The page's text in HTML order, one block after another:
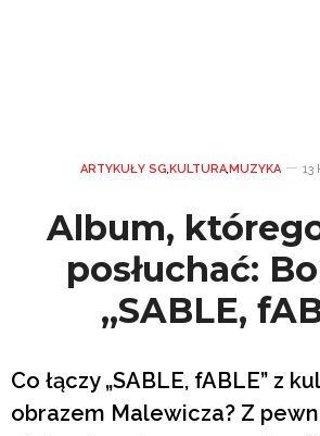
ARTYKUŁY SG,KULTURA,MUZYKA 13
Album,
posłuchać:
„SABLE,
Co łączy „SABLE, fABLE” z
obrazem Malewicza? Z